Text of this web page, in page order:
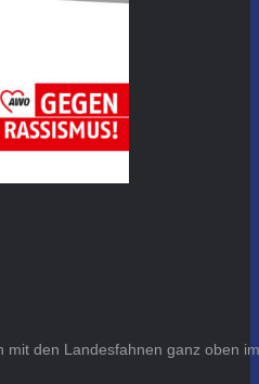
mit den Landesfahnen ganz oben